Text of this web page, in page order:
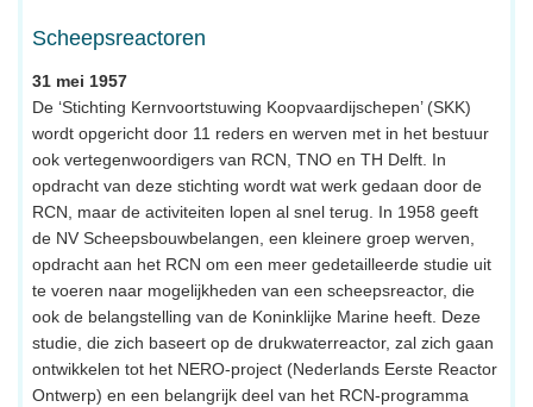
Scheepsreactoren
31 mei 1957
De ‘Stichting Kernvoortstuwing Koopvaardijschepen’ (SKK)
wordt opgericht door 11 reders en werven met in het bestuur
ook vertegenwoordigers van RCN, TNO en TH Delft. In
opdracht van deze stichting wordt wat werk gedaan door de
RCN, maar de activiteiten lopen al snel terug. In 1958 geeft
de NV Scheepsbouwbelangen, een kleinere groep werven,
opdracht aan het RCN om een meer gedetailleerde studie uit
te voeren naar mogelijkheden van een scheepsreactor, die
ook de belangstelling van de Koninklijke Marine heeft. Deze
studie, die zich baseert op de drukwaterreactor, zal zich gaan
ontwikkelen tot het NERO-project (Nederlands Eerste Reactor
Ontwerp) en een belangrijk deel van het RCN-programma